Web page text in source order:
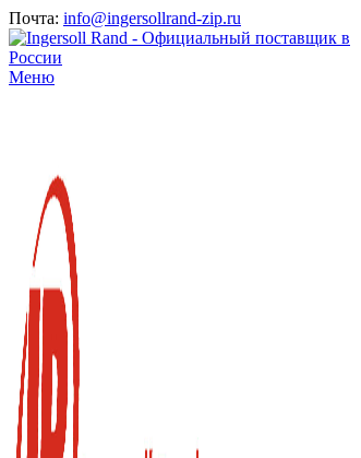
Почта: info@ingersollrand-zip.ru
Меню